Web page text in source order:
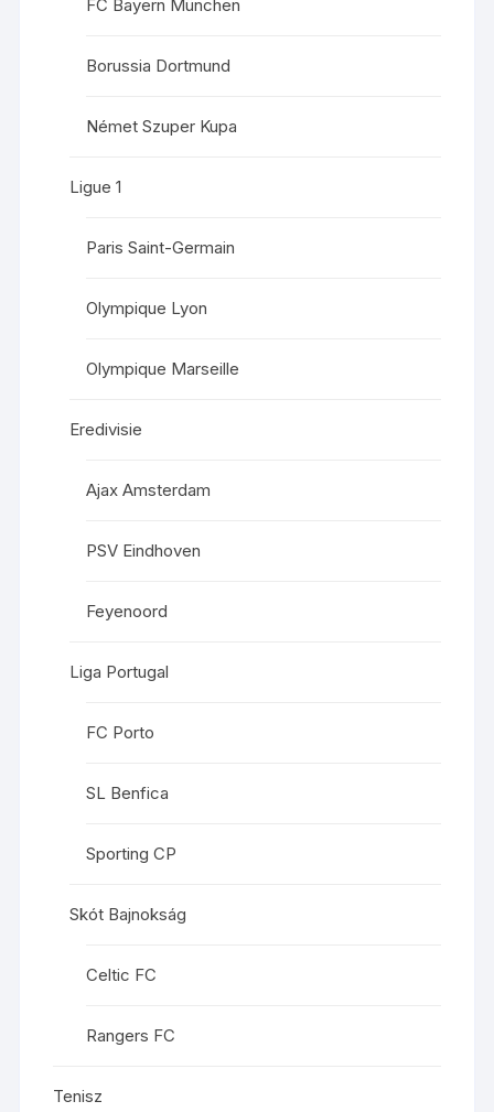
FC Bayern München
Borussia Dortmund
Német Szuper Kupa
Ligue 1
Paris Saint-Germain
Olympique Lyon
Olympique Marseille
Eredivisie
Ajax Amsterdam
PSV Eindhoven
Feyenoord
Liga Portugal
FC Porto
SL Benfica
Sporting CP
Skót Bajnokság
Celtic FC
Rangers FC
Tenisz